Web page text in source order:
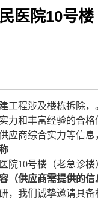
揭阳市人民医院水电相关设
医院10号
工程涉及楼栋拆除，
力和丰富经验的合
应商综合实力等信
院10号楼（老急诊
（供应商需提供的信
，我们诚挚邀请具